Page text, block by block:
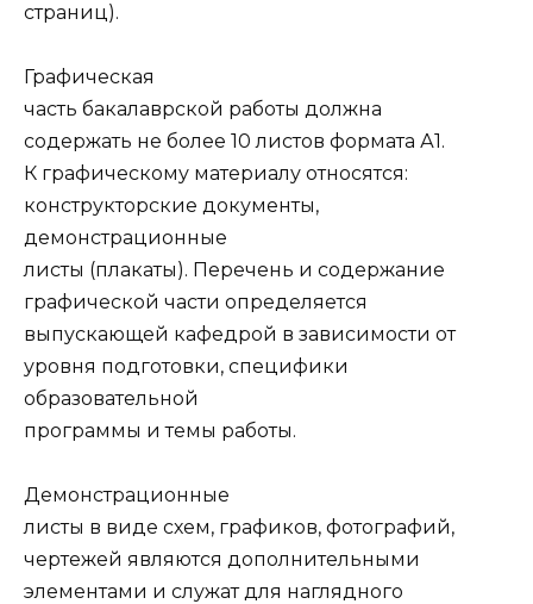
страниц).
Графическая
часть бакалаврской работы должна
содержать не более 10 листов формата А1.
К графическому материалу относятся:
конструкторские документы,
демонстрационные
листы (плакаты). Перечень и содержание
графической части определяется
выпускающей кафедрой в зависимости от
уровня подготовки, специфики
образовательной
программы и темы работы.
Демонстрационные
листы в виде схем, графиков, фотографий,
чертежей являются дополни­тельными
элементами и служат для наглядного